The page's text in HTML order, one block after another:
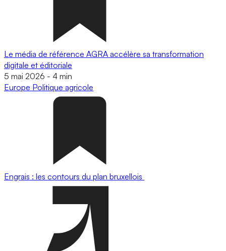
Le média de référence AGRA accélère sa transformation
digitale et éditoriale
5 mai 2026 - 4 min
Europe Politique agricole
Engrais : les contours du plan bruxellois